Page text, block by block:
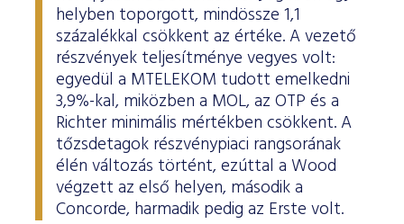
helyben toporgott, mindössze 1,1
százalékkal csökkent az értéke. A vezető
részvények teljesítménye vegyes volt:
egyedül a MTELEKOM tudott emelkedni
3,9%-kal, miközben a MOL, az OTP és a
Richter minimális mértékben csökkent. A
tőzsdetagok részvénypiaci rangsorának
élén változás történt, ezúttal a Wood
végzett az első helyen, második a
Concorde, harmadik pedig az Erste volt.